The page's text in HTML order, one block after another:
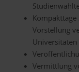
Vorstellung
Universitäten
Vermittlung